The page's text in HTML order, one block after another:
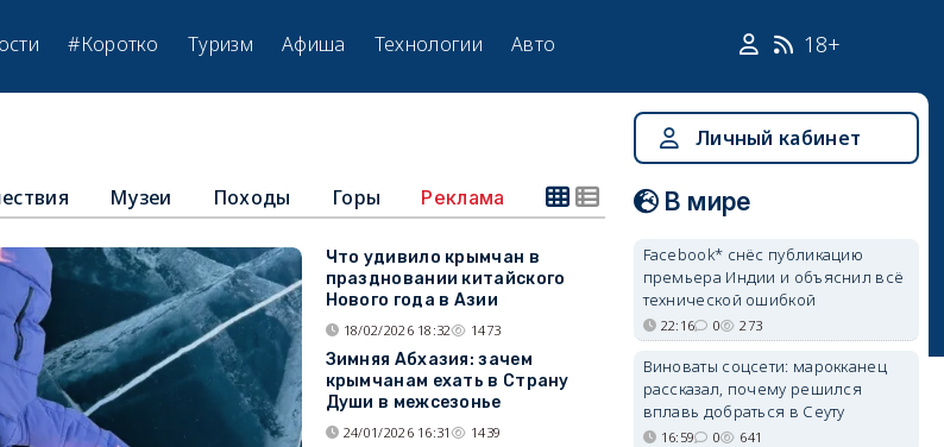
#Коротко Туризм Афиша Технологии Авто 18+
Музеи Походы Горы Реклама
Что удивило крымчан в
праздновании китайского
Нового года в Азии
18/02/2026 18:32 1473
Зимняя Абхазия: зачем
крымчанам ехать в Страну
Души в межсезонье
24/01/2026 16:31 1439
Личный кабинет
В мире
Facebook* снёс публикацию
премьера Индии и объяснил всё
технической ошибкой
22:16 0 273
Виноваты соцсети: марокканец
рассказал, почему решился
вплавь добраться в Сеуту
16:59 0 641